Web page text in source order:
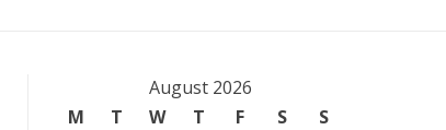
August 2026
M
T W T F S
S